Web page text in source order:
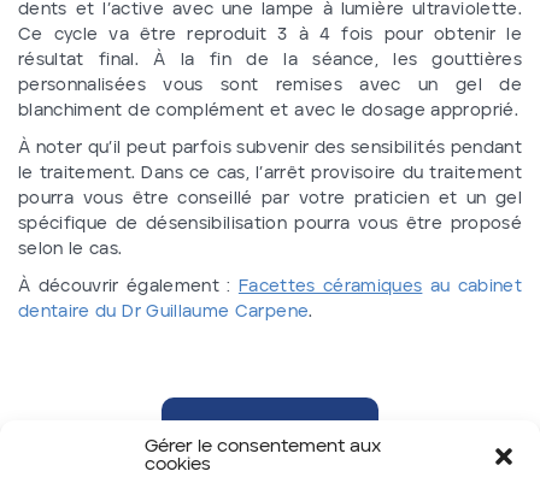
Gérer le consentement aux
cookies
dents et l’active avec une lampe à lumière ultraviolette.
Ce cycle va être reproduit 3 à 4 fois pour obtenir le
résultat final. À la fin de la séance, les gouttières
personnalisées vous sont remises avec un gel de
blanchiment de complément et avec le dosage approprié.
À noter qu’il peut parfois subvenir des sensibilités pendant
le traitement. Dans ce cas, l’arrêt provisoire du traitement
pourra vous être conseillé par votre praticien et un gel
spécifique de désensibilisation pourra vous être proposé
selon le cas.
À découvrir également : Facettes céramiques au cabinet
dentaire du Dr Guillaume Carpene.